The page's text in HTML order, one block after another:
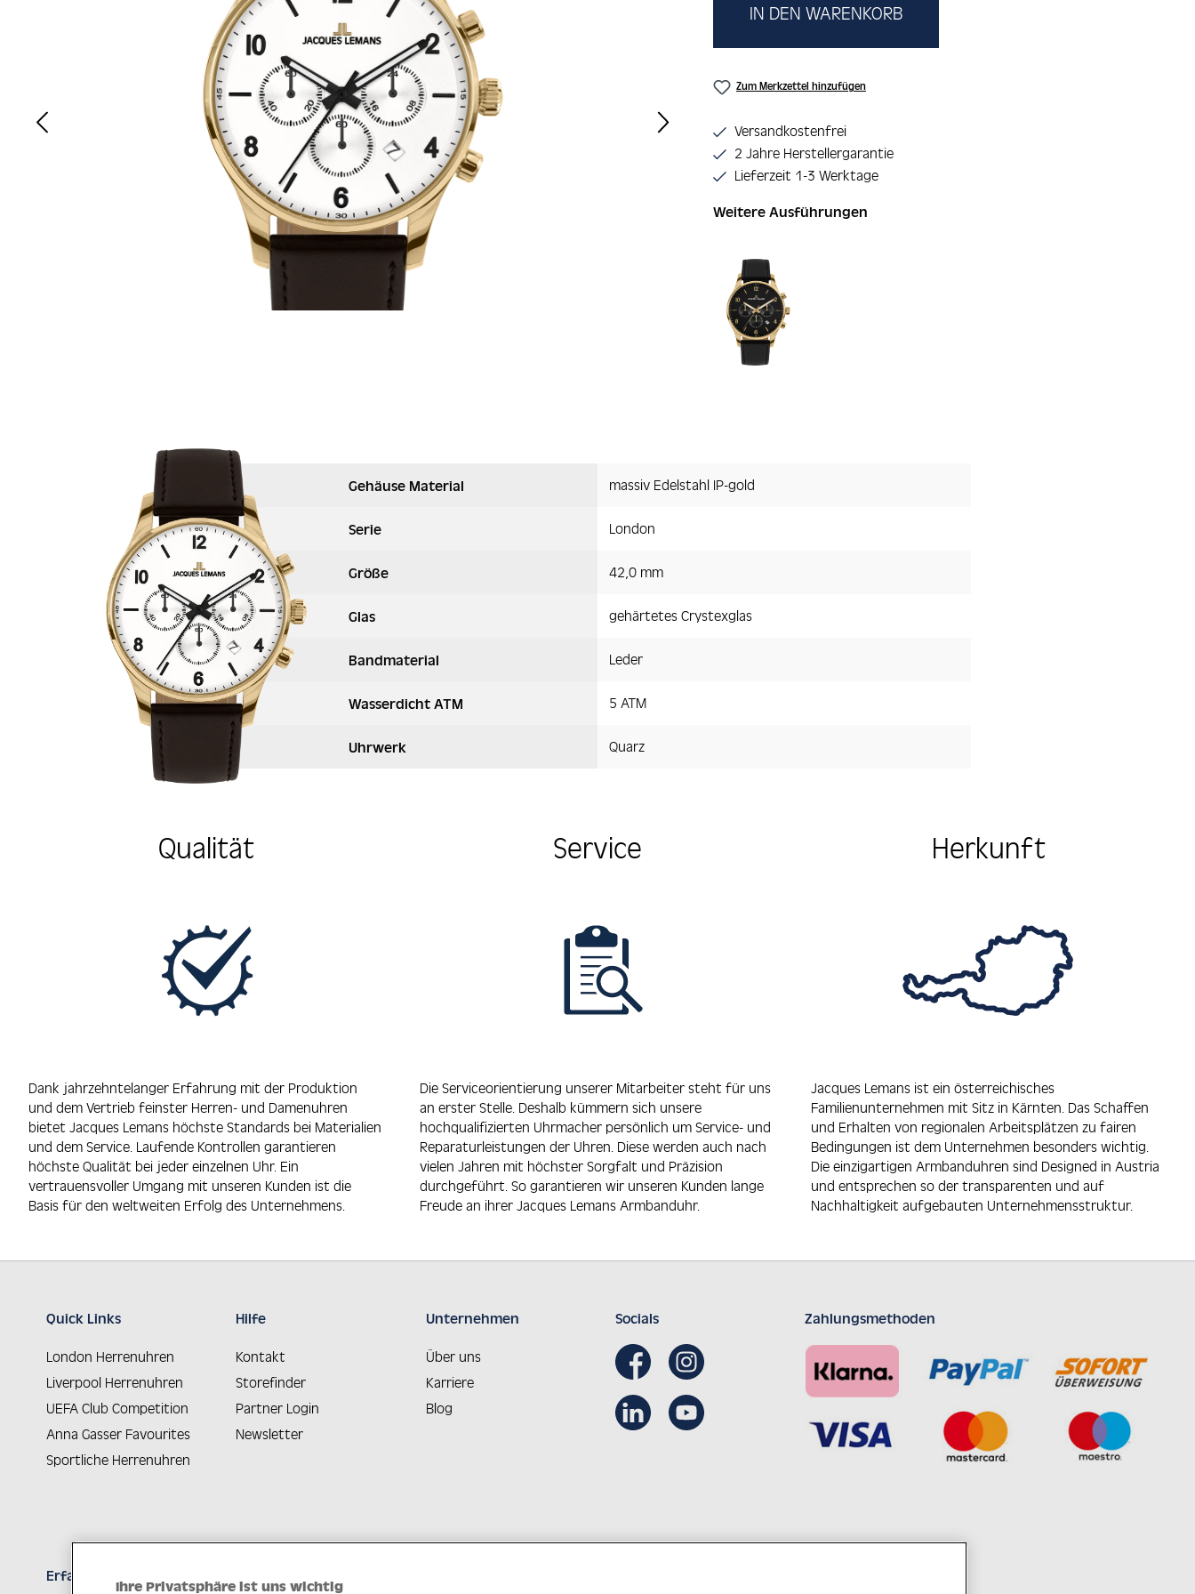
IN DEN WARENKORB
Zum Merkzettel hinzufügen
Versandkostenfrei
2 Jahre Herstellergarantie
Lieferzeit 1-3 Werktage
Weitere Ausführungen
Produktgalerie überspringen
Gehäuse Material massiv Edelstahl IP-gold
Serie London
Größe 42,0 mm
Glas gehärtetes Crystexglas
Bandmaterial Leder
Wasserdicht ATM 5 ATM
Uhrwerk Quarz
Qualität
Dank jahrzehntelanger Erfahrung mit der Produktion
und dem Vertrieb feinster Herren- und Damenuhren
bietet Jacques Lemans höchste Standards bei Materialien
und dem Service. Laufende Kontrollen garantieren
höchste Qualität bei jeder einzelnen Uhr. Ein
vertrauensvoller Umgang mit unseren Kunden ist die
Basis für den weltweiten Erfolg des Unternehmens.
Service
Die Serviceorientierung unserer Mitarbeiter steht für uns
an erster Stelle. Deshalb kümmern sich unsere
hochqualifizierten Uhrmacher persönlich um Service- und
Reparaturleistungen der Uhren. Diese werden auch nach
vielen Jahren mit höchster Sorgfalt und Präzision
durchgeführt. So garantieren wir unseren Kunden lange
Freude an ihrer Jacques Lemans Armbanduhr.
Herkunft
Jacques Lemans ist ein österreichisches
Familienunternehmen mit Sitz in Kärnten. Das Schaffen
und Erhalten von regionalen Arbeitsplätzen zu fairen
Bedingungen ist dem Unternehmen besonders wichtig.
Die einzigartigen Armbanduhren sind Designed in Austria
und entsprechen so der transparenten und auf
Nachhaltigkeit aufgebauten Unternehmensstruktur.
Quick Links
London Herrenuhren
Liverpool Herrenuhren
UEFA Club Competition
Anna Gasser Favourites
Sportliche Herrenuhren
Hilfe
Kontakt
Storefinder
Partner Login
Newsletter
Unternehmen
Über uns
Karriere
Blog
Socials Zahlungsmethoden
Erfahren Sie Neuheiten als Erstes
Ihre Privatsphäre ist uns wichtig